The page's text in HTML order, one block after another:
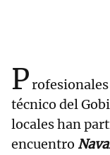
P
técnico del
locales han
encuentro